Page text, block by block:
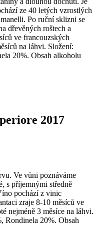
ze 40 letých vzrostlých
Po ruční sklizni se
dřevěných roštech a
ve francouzských
na láhvi. Složení:
20%. Obsah alkoholu
2017
Ve vůni poznáváme
s příjemnými středně
pochází z vinic
zraje 8-10 měsíců ve
nejméně 3 měsíce na láhvi.
Rondinela 20%. Obsah